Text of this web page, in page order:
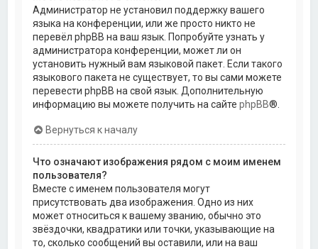
Администратор не установил поддержку вашего
языка на конференции, или же просто никто не
перевёл phpBB на ваш язык. Попробуйте узнать у
администратора конференции, может ли он
установить нужный вам языковой пакет. Если такого
языкового пакета не существует, то вы сами можете
перевести phpBB на свой язык. Дополнительную
информацию вы можете получить на сайтеphpBB®.
Вернуться к началу
Что означают изображения рядом с моим именем
пользователя?
Вместе с именем пользователя могут
присутствовать два изображения. Одно из них
может относиться к вашему званию, обычно это
звёздочки, квадратики или точки, указывающие на
то, сколько сообщений вы оставили, или на ваш